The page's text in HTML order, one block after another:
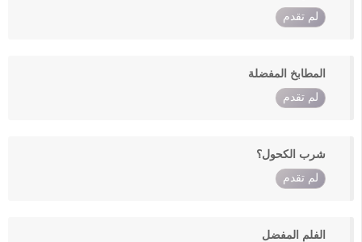
لم تقدم
المطابخ المفضلة
لم تقدم
شرب الكحول؟
لم تقدم
الفلم المفضل